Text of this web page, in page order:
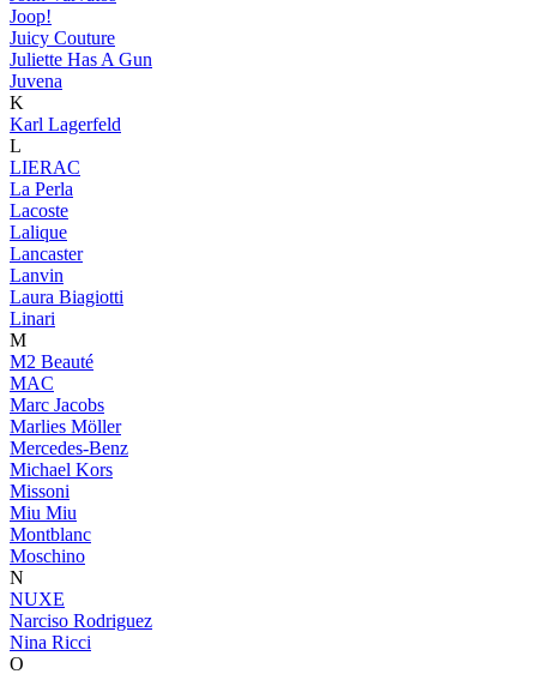
Joop!
Juicy Couture
Juliette Has A Gun
Juvena
K
Karl Lagerfeld
L
LIERAC
La Perla
Lacoste
Lalique
Lancaster
Lanvin
Laura Biagiotti
Linari
M
M2 Beauté
MAC
Marc Jacobs
Marlies Möller
Mercedes-Benz
Michael Kors
Missoni
Miu Miu
Montblanc
Moschino
N
NUXE
Narciso Rodriguez
Nina Ricci
O